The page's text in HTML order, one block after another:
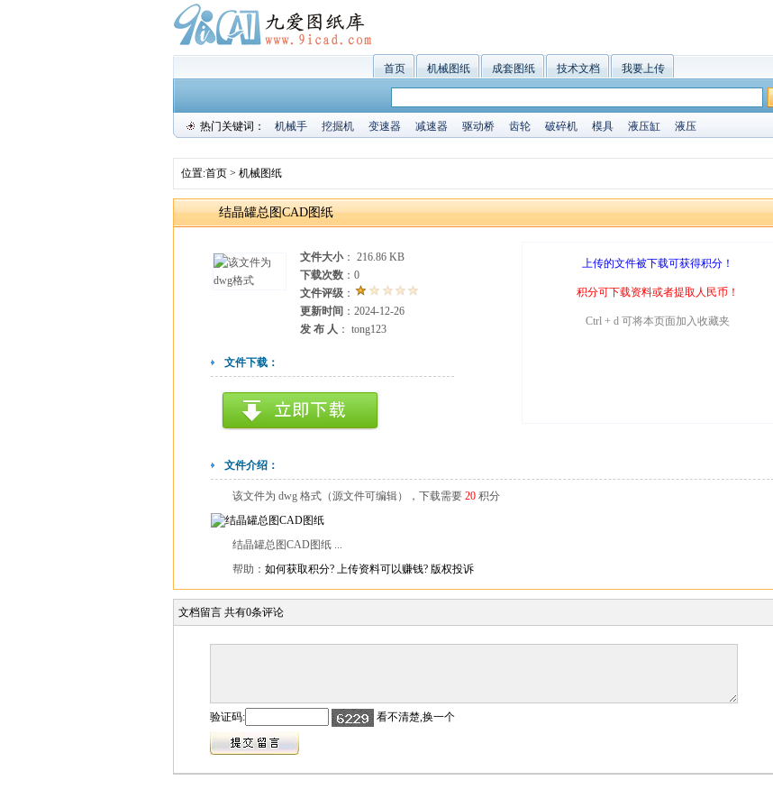
首页 机械图纸 成套图纸 技术文档 我要上传
热门关键词： 机械手 挖掘机 变速器 减速器 驱动桥 齿轮 破碎机 模具 液压缸 液压
位置:首页 > 机械图纸
结晶罐总图CAD图纸
文件大小： 216.86 KB
下载次数 ： 0
文件评级 ：
更新时间 ：2024-12-26
发 布 人 ： tong123
文件下载：
上传的文件被下载可获得积分！
积分可下载资料或者提取人民币！
Ctrl + d 可将本页面加入收藏夹
文件介绍：
该文件为 dwg 格式（源文件可编辑），下载需要 20 积分
结晶罐总图CAD图纸 ...
帮助： 如何获取积分? 上传资料可以赚钱? 版权投诉
文档留言 共有0条评论
验证码: 看不清楚,换一个